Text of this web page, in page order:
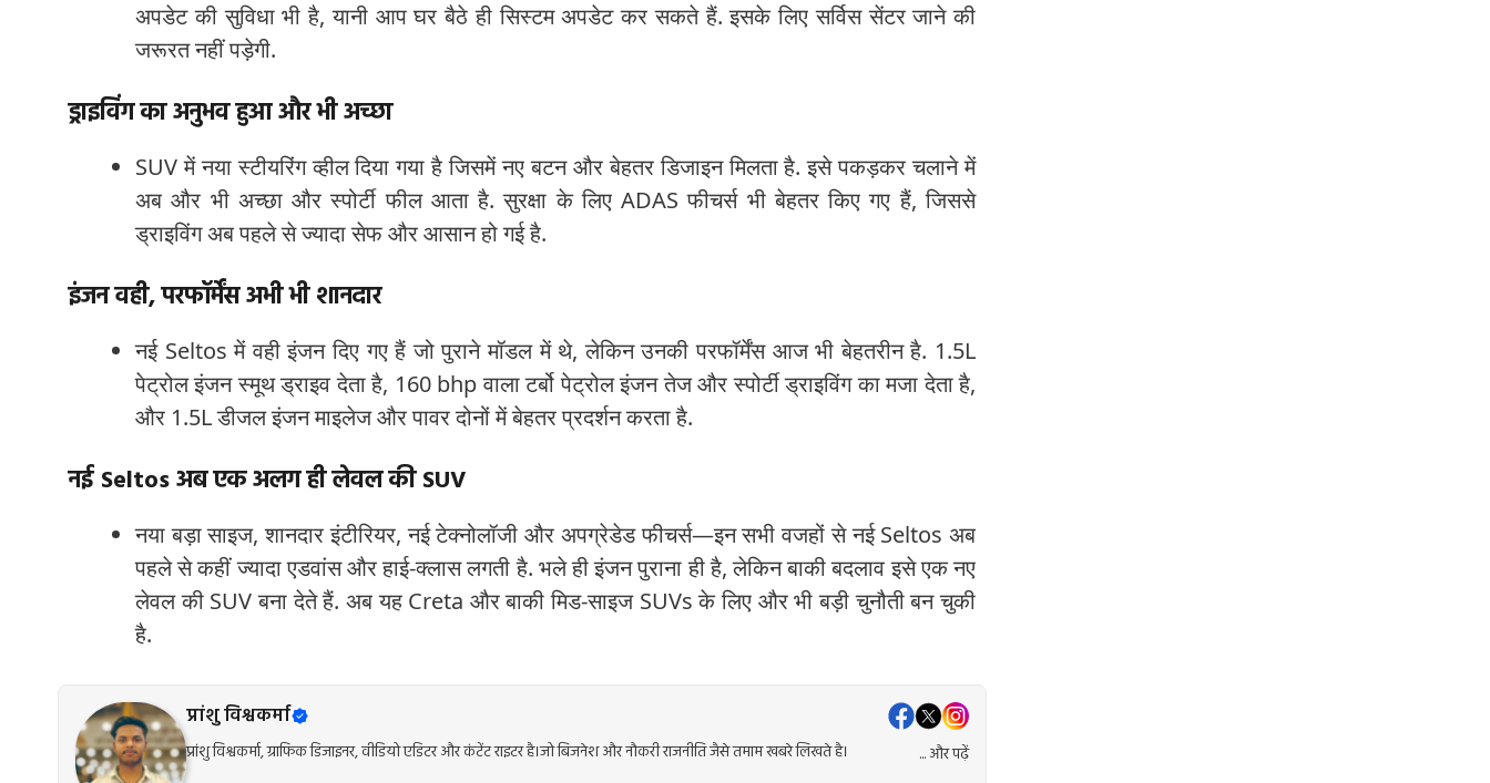
अपडेट की सुविधा भी है, यानी आप घर बैठे ही सिस्टम अपडेट कर सकते हैं. इसके लिए सर्विस सेंटर जाने की
जरूरत नहीं पड़ेगी.
ड्राइविंग का अनुभव हुआ और भी अच्छा
SUV में नया स्टीयरिंग व्हील दिया गया है जिसमें नए बटन और बेहतर डिजाइन मिलता है. इसे पकड़कर चलाने में
अब और भी अच्छा और स्पोर्टी फील आता है. सुरक्षा के लिए ADAS फीचर्स भी बेहतर किए गए हैं, जिससे
ड्राइविंग अब पहले से ज्यादा सेफ और आसान हो गई है.
इंजन वही, परफॉर्मेंस अभी भी शानदार
नई Seltos में वही इंजन दिए गए हैं जो पुराने मॉडल में थे, लेकिन उनकी परफॉर्मेंस आज भी बेहतरीन है. 1.5L
पेट्रोल इंजन स्मूथ ड्राइव देता है, 160 bhp वाला टर्बो पेट्रोल इंजन तेज और स्पोर्टी ड्राइविंग का मजा देता है,
और 1.5L डीजल इंजन माइलेज और पावर दोनों में बेहतर प्रदर्शन करता है.
नई Seltos अब एक अलग ही लेवल की SUV
नया बड़ा साइज, शानदार इंटीरियर, नई टेक्नोलॉजी और अपग्रेडेड फीचर्स—इन सभी वजहों से नई Seltos अब
पहले से कहीं ज्यादा एडवांस और हाई-क्लास लगती है. भले ही इंजन पुराना ही है, लेकिन बाकी बदलाव इसे एक नए
लेवल की SUV बना देते हैं. अब यह Creta और बाकी मिड-साइज SUVs के लिए और भी बड़ी चुनौती बन चुकी
है.
प्रांशु विश्वकर्मा
प्रांशु विश्वकर्मा, ग्राफिक डिजाइनर, वीडियो एडिटर और कंटेंट राइटर है।जो बिजनेश और नौकरी राजनीति जैसे तमाम खबरे लिखते है। ... और पढ़ें